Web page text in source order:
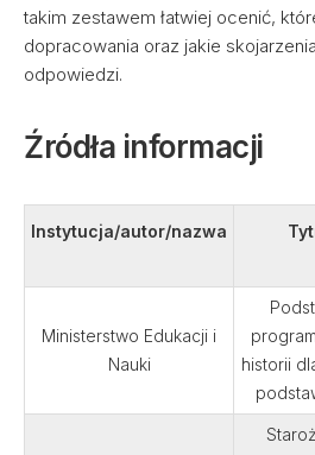
takim zestawem łatwiej ocenić,
dopracowania oraz jakie
odpowiedzi.
Źródła informacji
Instytucja/autor/nazwa
Ministerstwo Edukacji i
Nauki
historii